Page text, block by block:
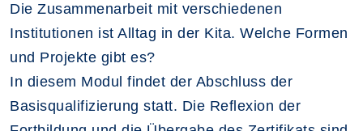
Die Zusammenarbeit mit verschiedenen
Institutionen ist Alltag in der Kita. Welche Formen
und Projekte gibt es?
In diesem Modul findet der Abschluss der
Basisqualifizierung statt. Die Reflexion der